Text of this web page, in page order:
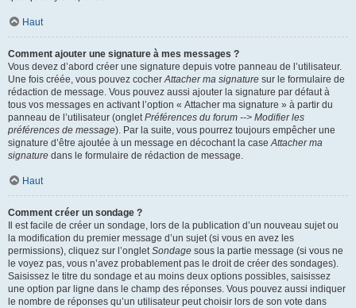
Haut
Comment ajouter une signature à mes messages ?
Vous devez d’abord créer une signature depuis votre panneau de l’utilisateur.
Une fois créée, vous pouvez cocherAttacher ma signature sur le formulaire de
rédaction de message. Vous pouvez aussi ajouter la signature par défaut à
tous vos messages en activant l’option « Attacher ma signature » à partir du
panneau de l’utilisateur (ongletPréférences du forum --> Modifier les
préférences de message). Par la suite, vous pourrez toujours empêcher une
signature d’être ajoutée à un message en décochant la caseAttacher ma
signature dans le formulaire de rédaction de message.
Haut
Comment créer un sondage ?
Il est facile de créer un sondage, lors de la publication d’un nouveau sujet ou
la modification du premier message d’un sujet (si vous en avez les
permissions), cliquez sur l’ongletSondage sous la partie message (si vous ne
le voyez pas, vous n’avez probablement pas le droit de créer des sondages).
Saisissez le titre du sondage et au moins deux options possibles, saisissez
une option par ligne dans le champ des réponses. Vous pouvez aussi indiquer
le nombre de réponses qu’un utilisateur peut choisir lors de son vote dans